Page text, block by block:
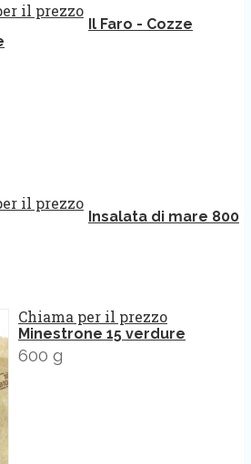
il prezzo
Il Faro - Cozze
il prezzo
Insalata di mare 800
Chiama per il prezzo
Minestrone 15 verdure
600 g